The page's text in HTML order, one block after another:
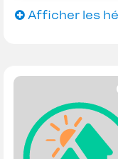
Afficher les